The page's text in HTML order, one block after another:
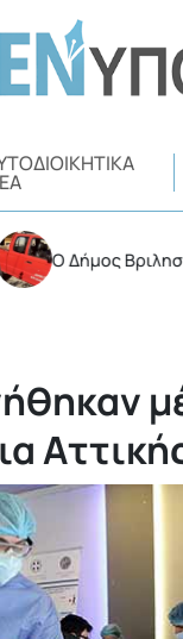
Δήμος Βριλησσίων